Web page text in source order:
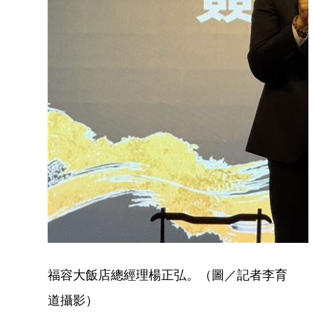
福容大飯店總經理楊正弘。（圖／記者李育
道攝影）